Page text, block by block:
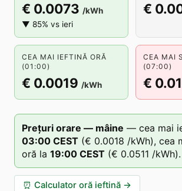
€ 0.0073 /kWh
▼ 85% vs ieri
€
CEA MAI IEFTINĂ ORĂ
(01:00)
€ 0.0019 /kWh
CEA MAI
(07:00)
€
Prețuri orare — mâine — cea mai
03:00 CEST (€ 0.0018 /kWh), cea
oră la 19:00 CEST (€ 0.0511 /kWh).
⏰ Calculator oră ieftină →